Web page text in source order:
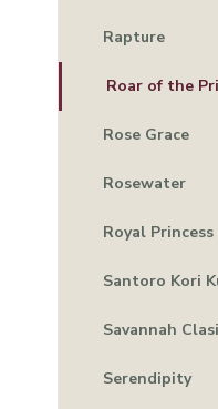
Rapture
Roar of the
Rose Grace
Rosewater
Royal Princess
Santoro Kori
Savannah
Serendipity